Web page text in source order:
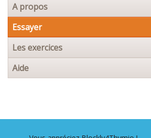
au
contenu
A propos
Essayer
Les exercices
Aide